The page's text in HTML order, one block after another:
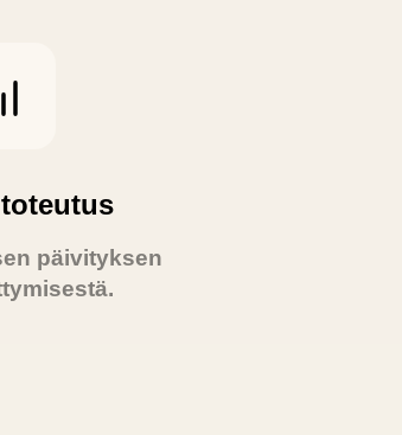
päivityksen